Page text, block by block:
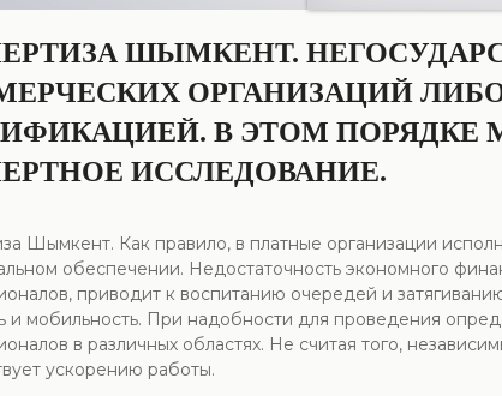
ШЫМКЕНТ.
ОРГАНИЗАЦИЙ
В ЭТОМ ПОРЯДКЕ
ИССЛЕДОВАНИЕ.
Шымкент. Как правило, в платные организации
обеспечении. Недостаточность экономного
приводит к воспитанию очередей и
и мобильность. При надобности для проведения
в различных областях. Не считая того,
ускорению работы.